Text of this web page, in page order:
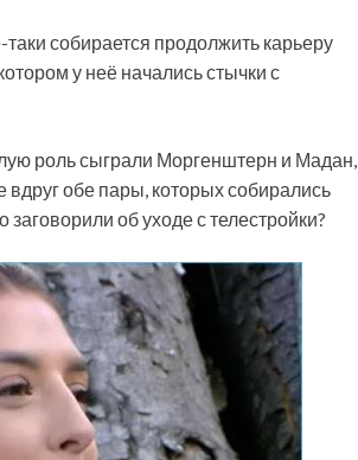
собирается продолжить карьеру
у неё начались стычки с
роль сыграли Моргенштерн и Мадан,
обе пары, которых собирались
об уходе с телестройки?